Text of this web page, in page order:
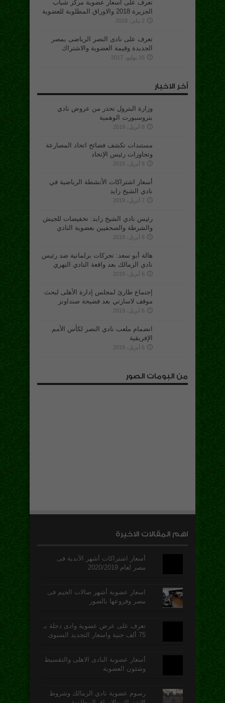
تعرف على اسعار عضوية مركز شباب
الجزيرة 2018 والاوراق المطلوبة للعضوية
2 يناير، 2018
تعرف على نادى النصر الرياضى بمصر
الجديدة وقيمة العضوية والاشتراك
16 يوليو، 2017
أخر الاخبار
وزارة البترول تحذر من عروض نادي
بتروسبورت الوهمية
8 أبريل، 2019
مستندات تكشف فضائح اتحاد المصارعة
وتجاوزات رئيس الإتحاد
8 أبريل، 2019
أسعار اشتراكات الأنشطة الرياضية في
نادي الشيخ زايد
7 أبريل، 2019
رئيس نادي الشيخ زايد: تخفيضات للجيش
والشرطة والصحفيين بعضوية النادي
6 أبريل، 2019
هالة أبو سعد: تحركات برلمانية ضد رئيس
نادي الزمالك بعد واقعة النادي النهري
6 أبريل، 2019
إجتماع طارئ لمجلس إدارة الأهلى لبحث
موقف لاسارتي بعد فضيحة صنداونز
6 أبريل، 2019
انضمام ملعب نادي النصر لكأس الأمم
الإفريقية
6 أبريل، 2019
من البومات الصور
اهم المقالات الاخيرة
أسعار اشتراكات أشهر الأندية فى
مصر لعام 2020/2019
اسعار عضوية أشهر صالات الجيم فى
مصر وفروعها بالصور
تعرف على عرض عضوية وادى دجلة بـ
75 ألف جنية واسعار التجديد السنوى
أسعار عضوية النادى الاهلى والتقسيط
وشئون العضوية
رسوم عضوية نادي الزمالك وشروط